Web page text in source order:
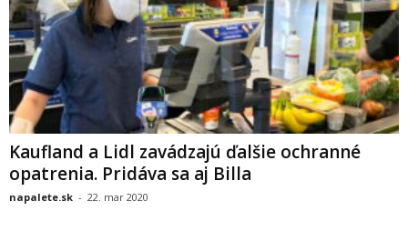
Kaufland a Lidl zavádzajú ďalšie ochranné
opatrenia. Pridáva sa aj Billa
napalete.sk - 22. mar 2020